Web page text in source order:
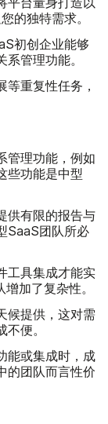
的独特需求。
初创企业能够
管理功能。
等重复性任务，
管理功能，例如
些功能是中型
供有限的报告与
SaaS团队所必
工具集成才能实
加了复杂性。
候提供，这对需
便。
能或集成时，成
的团队而言性价